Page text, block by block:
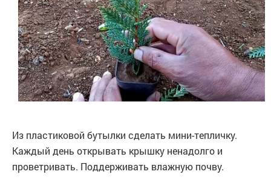
Из пластиковой бутылки сделать мини-тепличку.
Каждый день открывать крышку ненадолго и
проветривать. Поддерживать влажную почву.